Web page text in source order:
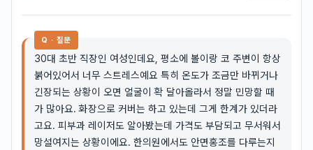
Q · 질문
30대 초반 직장인 여성인데요, 평소에 볼이랑 코 주변이 항상
붉어있어서 너무 스트레스예요 특히 온도가 조금만 바뀌거나
긴장되는 상황이 오면 얼굴이 확 달아올라서 정말 민망할 때
가 많아요. 화장으로 커버는 하고 있는데 그게 한계가 있더라
고요. 피부과 레이저도 알아봤는데 가격도 부담되고 무서워서
망설여지는 상황이에요. 한의원에서도 안면홍조를 다루는지